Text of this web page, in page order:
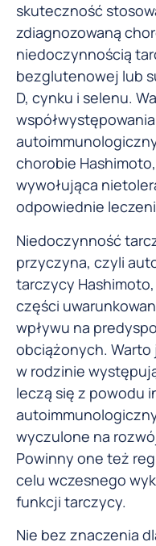
skuteczność
zdiagnozowaną
niedoczynnością
bezglutenowej lub
D, cynku i selenu.
chorobie
wywołująca
odpowiednie
Niedoczynność
przyczyna, czyli
tarczycy
części
wpływu na
obciążonych.
w rodzinie
leczą się z powodu
wyczulone na
Powinny one też
celu wczesnego
funkcji tarczycy.
Nie bez znaczenia